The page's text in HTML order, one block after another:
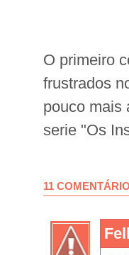
O primeiro
frustrados
pouco mais
serie "Os
11